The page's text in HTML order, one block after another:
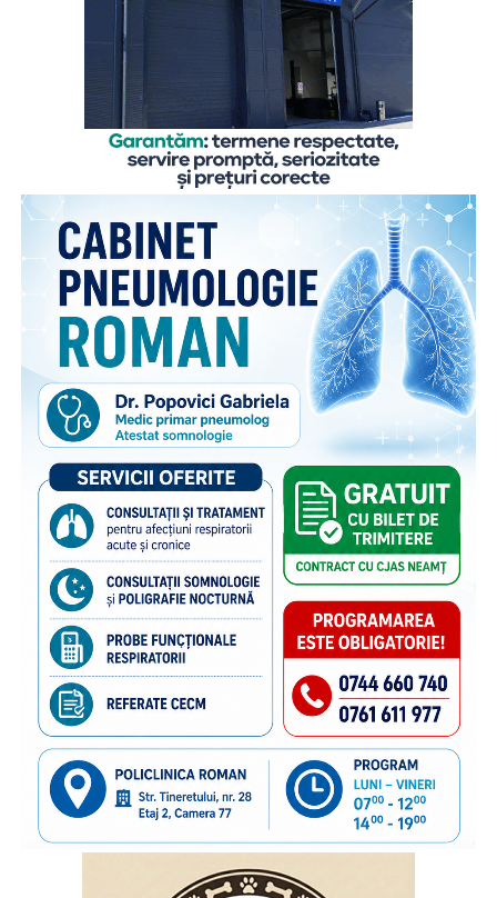
explică
Gabriela Alexandrescu, Președinte
Executiv Salvați Copiii România.
În acest context, Organizația Salvați Copiii România
lansează activitățile din cadrul ediției 2026 a proiectului
„Sună-i zilnic! Conexiune dincolo de granițe”, finanțat de
Departamentul pentru Românii de Pretutindeni și adresat
părinților români care muncesc în străinătate. Proiectul
face parte din campania națională multianuală cu același
nume, care reunește, sub același concept, o serie de
inițiative menite să sprijine copiii rămași în țară și familiile
acestora. Pe lângă activitățile dedicate părinților din
diaspora, campania include acțiuni adresate persoanelor în
grija cărora rămân copiii, membrilor comunității și
specialiștilor din domeniile asistenței sociale și educației,
cu scopul de a susține bunăstarea emoțională a copiilor și
menținerea relației acestora cu părinții plecați la muncă în
străinătate. Campania se bucură de susținerea Autorității
Naționale pentru Protecția Drepturilor Copilului și Adopție,
a Poliției de Frontieră Române și Aeroporturilor Craiova,
Cluj-Napoca, Iași, Suceava.
“Poliția de Frontieră Română este alături de Organizația
Salvați Copiii în acest demers de informare și prevenire,
deoarece știm că, dincolo de frontiere, există și povești de
familie care au nevoie de sprijin. În anii de colaborare am
susținut împreună transmiterea unor mesaje importante
către părinții care pleacă la muncă în străinătate,
încurajându-i să păstreze o legătură permanentă cu copiii
rămași acasă și să acorde atenție nevoilor lor emoționale.
Vom continua acest parteneriat, convinși că informarea și
cooperarea dintre instituții și organizațiile cu experiență